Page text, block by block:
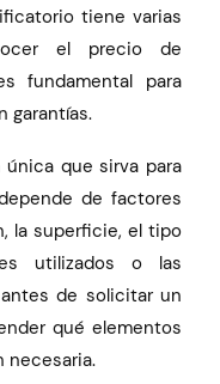
tiene varias
el precio de
fundamental para
garantías.
que sirva para
de factores
la superficie, el tipo
utilizados o las
de solicitar un
qué elementos
necesaria.